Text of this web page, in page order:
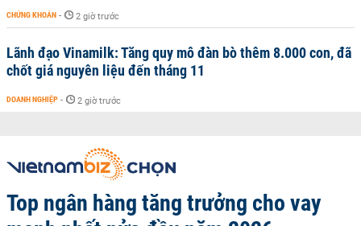
CHỨNG KHOÁN - 2 giờ trước
Lãnh đạo Vinamilk: Tăng quy mô đàn bò thêm 8.000 con, đã
chốt giá nguyên liệu đến tháng 11
DOANH NGHIỆP - 2 giờ trước
Top ngân hàng tăng trưởng cho vay